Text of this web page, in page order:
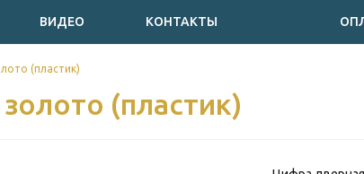
ВИДЕО КОНТАКТЫ
(пластик)
(пластик)